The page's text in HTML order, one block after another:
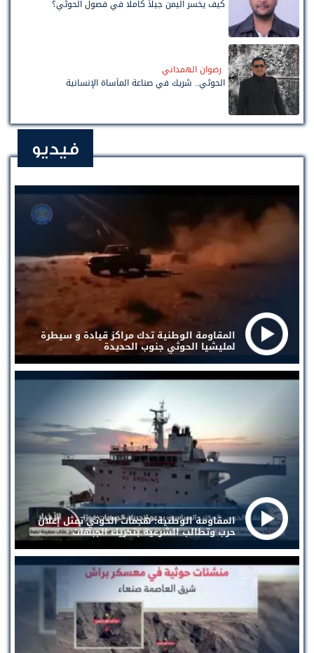
كيف يخسر اليمن جيلاً كاملًا في فصول الحوثي؟
رضوان الهمداني
الحوثي.. شريك في صناعة المأساة الإنسانية
فيديو
المقاومة الوطنية تدك مراكز قيادة و سيطرة
لمليشيا الحوثي جنوب الحديدة
المقاومة الوطنية: هجمات الحوثي تمثل إعلان
حرب وتطالب الشرعية بتحريك الجبهات